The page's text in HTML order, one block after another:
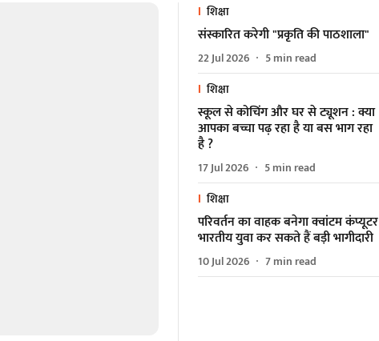
शिक्षा
संस्कारित करेगी "प्रकृति की पाठशाला"
22 Jul 2026 5min read
शिक्षा
स्कूल से कोचिंग और घर से ट्यूशन : क्या
आपका बच्चा पढ़ रहा है या बस भाग रहा
है ?
17 Jul 2026 5min read
शिक्षा
परिवर्तन का वाहक बनेगा क्वांटम कंप्यूटर
भारतीय युवा कर सकते हैं बड़ी भागीदारी
10 Jul 2026 7min read